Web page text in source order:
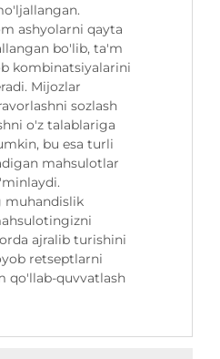
ashyolarni qayta
bo'lib, ta'm
kombinatsiyalarini
Mijozlar
sozlash
o'z talablariga
bu esa turli
mahsulotlar
muhandislik
ajralib turishini
retseptlarni
qo'llab-quvvatlash